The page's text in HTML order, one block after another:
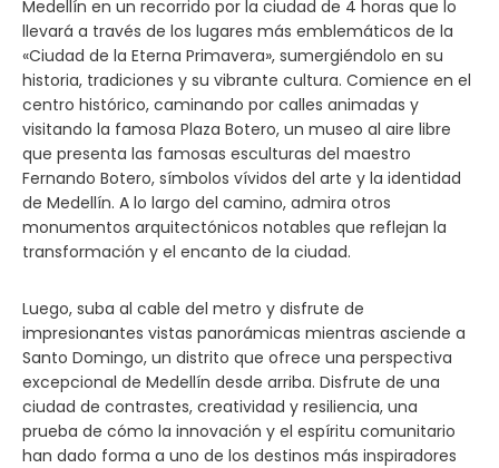
Medellín en un recorrido por la ciudad de 4 horas que lo
llevará a través de los lugares más emblemáticos de la
«Ciudad de la Eterna Primavera», sumergiéndolo en su
historia, tradiciones y su vibrante cultura. Comience en el
centro histórico, caminando por calles animadas y
visitando la famosa Plaza Botero, un museo al aire libre
que presenta las famosas esculturas del maestro
Fernando Botero, símbolos vívidos del arte y la identidad
de Medellín. A lo largo del camino, admira otros
monumentos arquitectónicos notables que reflejan la
transformación y el encanto de la ciudad.
Luego, suba al cable del metro y disfrute de
impresionantes vistas panorámicas mientras asciende a
Santo Domingo, un distrito que ofrece una perspectiva
excepcional de Medellín desde arriba. Disfrute de una
ciudad de contrastes, creatividad y resiliencia, una
prueba de cómo la innovación y el espíritu comunitario
han dado forma a uno de los destinos más inspiradores